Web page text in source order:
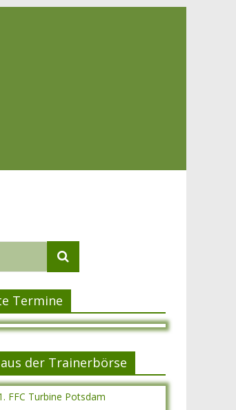
Termine
der Trainerbörse
FFC Turbine Potsdam